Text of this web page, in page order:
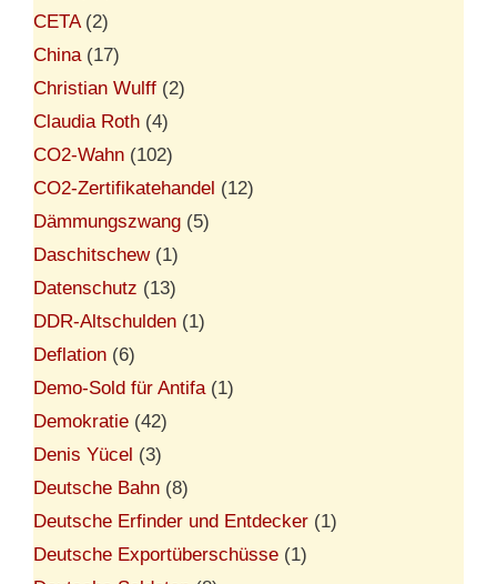
CETA(2)
China(17)
Christian Wulff (2)
Claudia Roth (4)
CO2-Wahn (102)
CO2-Zertifikatehandel (12)
Dämmungszwang (5)
Daschitschew(1)
Datenschutz (13)
DDR-Altschulden (1)
Deflation (6)
Demo-Sold für Antifa(1)
Demokratie (42)
Denis Yücel (3)
Deutsche Bahn (8)
Deutsche Erfinder und Entdecker (1)
Deutsche Exportüberschüsse (1)